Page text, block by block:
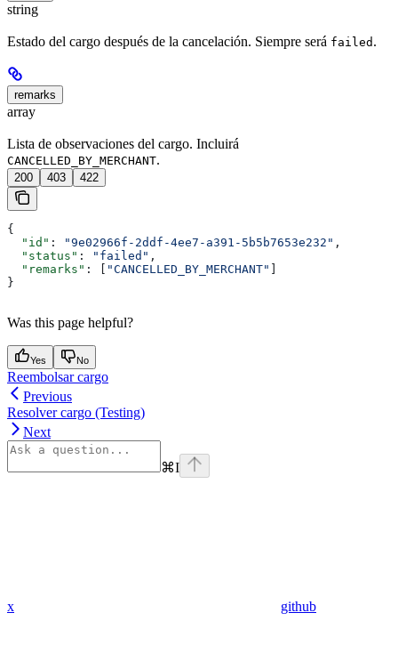
string
Estado del cargo después de la cancelación. Siempre será failed .
remarks
array
Lista de observaciones del cargo. Incluirá
CANCELLED_BY_MERCHANT.
200 403 422
{
  "id"
: "9e02966f-2ddf-4ee7-a391-5b5b7653e232" ,
  "status"
: "failed" ,
  "remarks"
: [ "CANCELLED_BY_MERCHANT"
}
Was this page helpful?
Yes No
Reembolsar cargo
Previous
Resolver cargo (Testing)
Next
⌘I
x github